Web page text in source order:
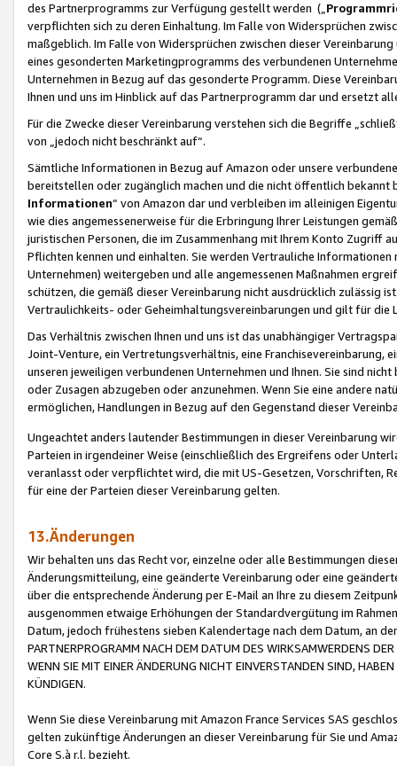
des Partnerprogramms zur Verfügung gestellt werden („
verpflichten sich zu deren Einhaltung. Im Falle von Widersprüchen
maßgeblich. Im Falle von Widersprüchen zwischen dieser
eines gesonderten Marketingprogramms des verbundenen
Unternehmen in Bezug auf das gesonderte Programm. Diese
Ihnen und uns im Hinblick auf das Partnerprogramm dar und ersetzt
Für die Zwecke dieser Vereinbarung verstehen sich die Begriffe
von „jedoch nicht beschränkt auf“.
Sämtliche Informationen in Bezug auf Amazon oder unsere
bereitstellen oder zugänglich machen und die nicht öffentlich
Informationen“ von Amazon dar und verbleiben im alleinigen
wie dies angemessenerweise für die Erbringung Ihrer Leistungen
juristischen Personen, die im Zusammenhang mit Ihrem Konto
Pflichten kennen und einhalten. Sie werden Vertrauliche
Unternehmen) weitergeben und alle angemessenen Maßnahmen
schützen, die gemäß dieser Vereinbarung nicht ausdrücklich zulässig
Vertraulichkeits- oder Geheimhaltungsvereinbarungen und gilt für die
Das Verhältnis zwischen Ihnen und uns ist das unabhängiger
Joint-Venture, ein Vertretungsverhältnis, eine Franchisevereinbarung,
unseren jeweiligen verbundenen Unternehmen und Ihnen. Sie sind
oder Zusagen abzugeben oder anzunehmen. Wenn Sie eine andere
ermöglichen, Handlungen in Bezug auf den Gegenstand dieser
Ungeachtet anders lautender Bestimmungen in dieser Vereinbarung
Parteien in irgendeiner Weise (einschließlich des Ergreifens oder
veranlasst oder verpflichtet wird, die mit US-Gesetzen, Vorschriften,
für eine der Parteien dieser Vereinbarung gelten.
13.Änderungen
Wir behalten uns das Recht vor, einzelne oder alle Bestimmungen
Änderungsmitteilung, eine geänderte Vereinbarung oder eine
über die entsprechende Änderung per E-Mail an Ihre zu diesem
ausgenommen etwaige Erhöhungen der Standardvergütung im
Datum, jedoch frühestens sieben Kalendertage nach dem Datum, an
PARTNERPROGRAMM NACH DEM DATUM DES WIRKSAMWERDENS
WENN SIE MIT EINER ÄNDERUNG NICHT EINVERSTANDEN SIND,
KÜNDIGEN.
Wenn Sie diese Vereinbarung mit Amazon France Services SAS
gelten zukünftige Änderungen an dieser Vereinbarung für Sie und
Core S.à r.l. bezieht.